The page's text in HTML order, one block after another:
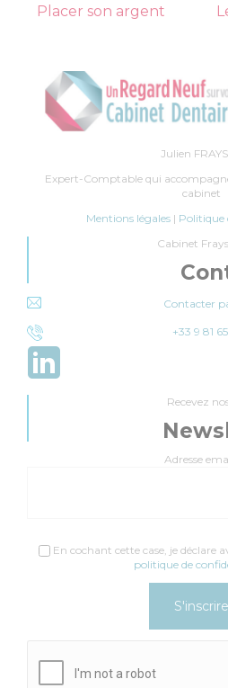
Placer son argent
Julien
Expert-Comptable qui
cabinet
Mentions légales| Politique
Cabinet
Contacter
+33 9 81
Recevez
Adresse
En cochant cette case, je déclare
politique de